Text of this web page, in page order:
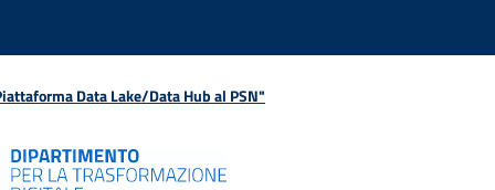
Data Lake/Data Hub al PSN"